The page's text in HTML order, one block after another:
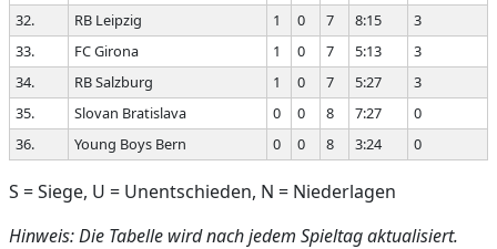
32.
RB Leipzig 1 0 7 8:15
3
33.
FC Girona 1 0 7 5:13
3
34.
RB Salzburg 1 0 7 5:27
3
35.
Slovan Bratislava 0 0 8 7:27
0
36.
Young Boys Bern 0 0 8 3:24 0
S = Siege, U = Unentschieden, N = Niederlagen
Hinweis: Die Tabelle wird nach jedem Spieltag aktualisiert.